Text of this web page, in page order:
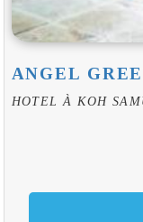
ANGEL
HOTEL À KOH